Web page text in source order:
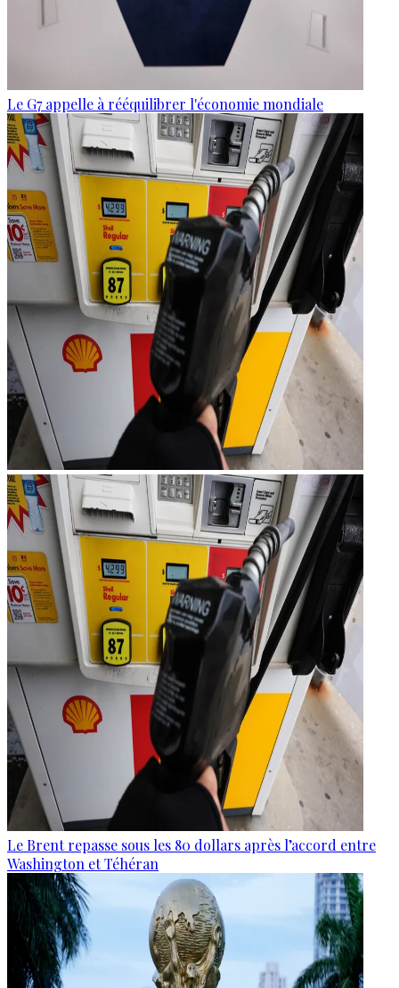
Le G7 appelle à rééquilibrer l'économie mondiale
Le Brent repasse sous les 80 dollars après l’accord entre
Washington et Téhéran